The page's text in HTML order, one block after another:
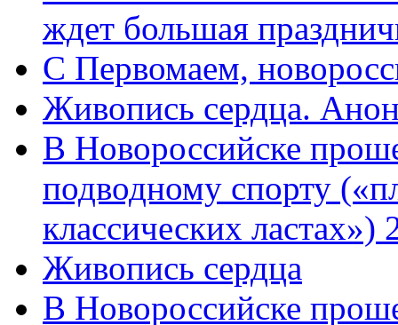
ждет большая
C Первомаем,
Живопись сердца.
В Новороссийске
подводному спорту
классических
Живопись сердца
В Новороссийске